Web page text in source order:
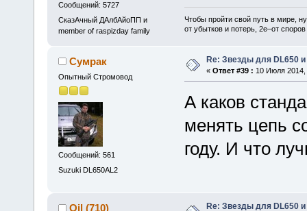
Сообщений: 5727
СказАчный ДАлбАйоПП и
member of raspizday family
Чтобы пройти свой путь в мире,
от убытков и потерь, 2е–от
Сумрак
Опытный Стромовод
Сообщений: 561
Suzuki DL650AL2
Re: Звезды для DL650 и
« Ответ #39 : 10 Июля 2014,
А каков
менять цепь
году. И что
Oil (710) Re: Звезды для DL650 и